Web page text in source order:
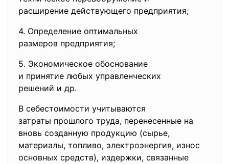
расширение действующего предприятия;
4. Определение оптимальных
размеров предприятия;
5. Экономическое обоснование
и принятие любых управленческих
решений и др.
В себестоимости учитываются
затраты прошлого труда, перенесенные на
вновь созданную продукцию (сырье,
материалы, топливо, электроэнергия, износ
основных средств), издержки, связанные